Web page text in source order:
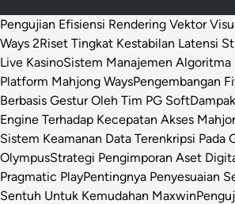
Pengujian Efisiensi Rendering Vektor
Ways 2Riset Tingkat Kestabilan Latensi
Live KasinoSistem Manajemen Algoritma
Platform Mahjong WaysPengembangan
Berbasis Gestur Oleh Tim PG Soft
Engine Terhadap Kecepatan Akses
Sistem Keamanan Data Terenkripsi Pada
OlympusStrategi Pengimporan Aset
Pragmatic PlayPentingnya Penyesuaian
Sentuh Untuk Kemudahan Maxwin